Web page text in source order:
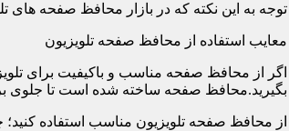
توجه به این نکته که در بازار محافظ صفحه های
معایب استفاده از محافظ صفحه تلویزیون
اگر از محافظ صفحه مناسب و باکیفیت برای
بگیرید.محافظ صفحه ساخته شده است تا جلوی
از محافظ صفحه تلویزیون مناسب استفاده